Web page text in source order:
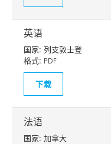
英语
国家: 列支敦士登
格式: PDF
下载
法语
国家: 加拿大